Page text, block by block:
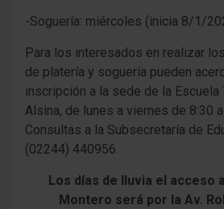
-Soguería: miércoles (inicia 8/1/
Para los interesados en realizar
de platería y soguería pueden
inscripción a la sede de la Escuela
Alsina, de lunes a viernes de 8:30
Consultas a la Subsecretaría de
(02244) 440956.
Los días de lluvia el acceso
Montero será por la Av.